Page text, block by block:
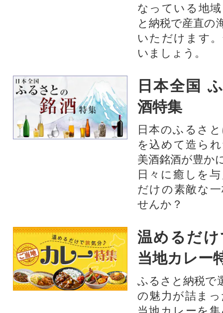
なっている地
と納税で産直の
いただけます
いましょう。
日本全国
酒特集
日本のふるさ
を込めて造ら
美酒銘酒が豊か
日々に癒しを
だけの素敵な
せんか？
温めるだ
当地カレー
ふるさと納税で
の魅力が詰ま